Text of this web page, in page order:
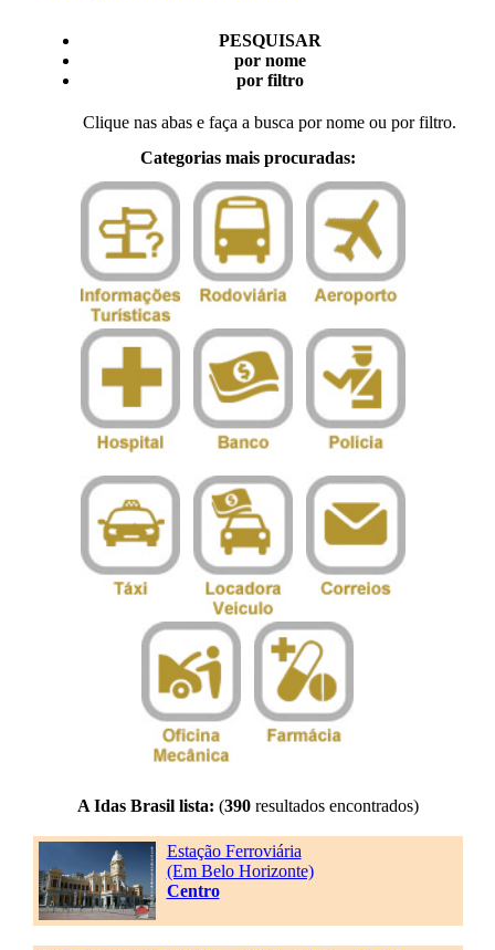
PESQUISAR
por nome
por filtro
Clique nas abas e faça a busca por nome ou por filtro.
Categorias mais procuradas:
A Idas Brasil lista: (390resultados encontrados)
Estação Ferroviária
(Em Belo Horizonte)
Centro